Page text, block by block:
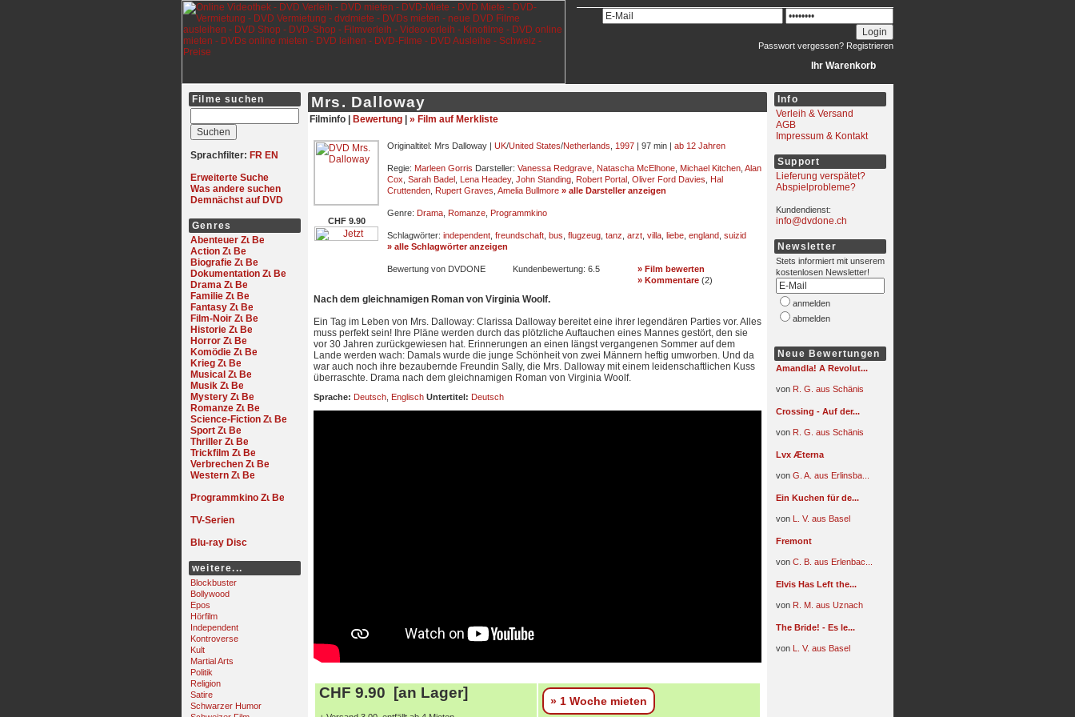
Passwort vergessen? Registrieren
Ihr Warenkorb
Filme suchen
Sprachfilter: FR EN
Erweiterte Suche
Was andere suchen
Demnächst auf DVD
Genres
Abenteuer
Action
Biografie
Dokumentation
Drama
Familie
Fantasy
Film-Noir
Historie
Horror
Komödie
Krieg
Musical
Musik
Mystery
Romanze
Science-Fiction
Sport
Thriller
Trickfilm
Verbrechen
Western
Programmkino
TV-Serien
Blu-ray Disc
weitere...
Blockbuster
Bollywood
Epos
Hörfilm
Independent
Kontroverse
Kult
Martial Arts
Politik
Religion
Satire
Schwarzer Humor
Mrs. Dalloway
Filminfo | Bewertung » Film auf Merkliste
CHF 9.90
Originaltitel: Mrs Dalloway | UK/United States/Netherlands 1997 | 97 min | ab 12 Jahren
Regie: Marleen Gorris Darsteller: Vanessa Redgrave Natascha McElhone Michael Kitchen Alan
Cox Sarah Badel Lena Headey, John Standing Robert Portal Oliver Ford Davies
Hal
Cruttenden Rupert Graves Amelia Bullmore » alle Darsteller anzeigen
Genre: Drama Romanze Programmkino
Schlagwörter: independent freundschaft bus flugzeug tanz arzt villa liebe england suizid
» alle Schlagwörter anzeigen
Bewertung von DVDONE Kundenbewertung: 6.5
» Film bewerten
» Kommentare (2)
Nach dem gleichnamigen Roman von Virginia Woolf.
Ein Tag im Leben von Mrs. Dalloway: Clarissa Dalloway bereitet eine ihrer legendären Parties vor. Alles
muss perfekt sein! Ihre Pläne werden durch das plötzliche Auftauchen eines Mannes gestört, den sie
vor 30 Jahren zurückgewiesen hat. Erinnerungen an einen längst vergangenen Sommer auf dem
Lande werden wach: Damals wurde die junge Schönheit von zwei Männern heftig umworben. Und da
war auch noch ihre bezaubernde Freundin Sally, die Mrs. Dalloway mit einem leidenschaftlichen Kuss
überraschte. Drama nach dem gleichnamigen Roman von Virginia Woolf.
Sprache: Deutsch Englisch Untertitel: Deutsch
CHF 9.90 [an Lager] » 1 Woche mieten
Info
Verleih & Versand
AGB
Impressum & Kontakt
Support
Lieferung verspätet?
Abspielprobleme?
Kundendienst:
info@dvdone.ch
Newsletter
Stets informiert mit unserem
kostenlosen Newsletter!
anmelden
abmelden
Neue Bewertungen
Amandla! A Revolut...
von R. G. aus Schänis
Crossing - Auf der...
von R. G. aus Schänis
Lvx Æterna
von G. A. aus Erlinsba...
Ein Kuchen für de...
von L. V. aus Basel
Fremont
von C. B. aus Erlenbac...
Elvis Has Left the...
von R. M. aus Uznach
The Bride! - Es le...
von L. V. aus Basel